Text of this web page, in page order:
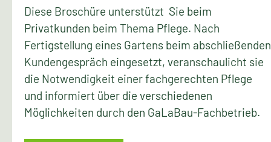
Diese Broschüre unterstützt Sie beim
Privatkunden beim Thema Pflege. Nach
Fertigstellung eines Gartens beim abschließenden
Kundengespräch eingesetzt, veranschaulicht sie
die Notwendigkeit einer fachgerechten Pflege
und informiert über die verschiedenen
Möglichkeiten durch den GaLaBau-Fachbetrieb.